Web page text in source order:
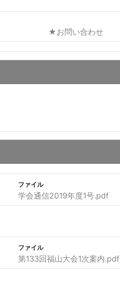
★お問い合わせ
ファイル
学会通信2019年度1号.pdf
ファイル
第133回福山大会1次案内.pdf